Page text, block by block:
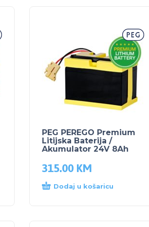
PEG PEREGO Premium
Litijska Baterija /
Akumulator 24V 8Ah
315.00 KM
Dodaj u košaricu